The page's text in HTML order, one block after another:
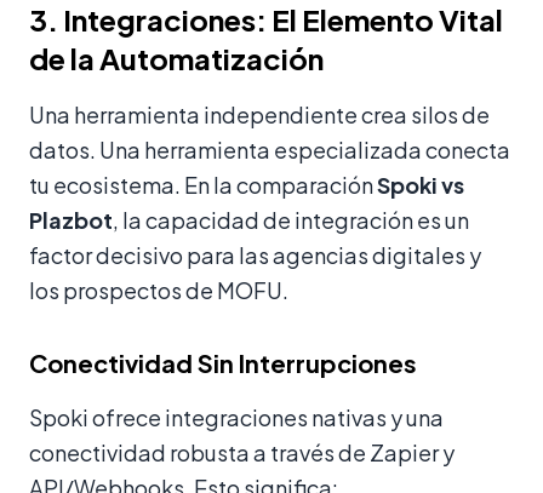
3. Integraciones: El Elemento Vital
de la Automatización
Una herramienta independiente crea silos de
datos. Una herramienta especializada conecta
tu ecosistema. En la comparaciónSpoki vs
Plazbot, la capacidad de integración es un
factor decisivo para las agencias digitales y
los prospectos de MOFU.
Conectividad Sin Interrupciones
Spoki ofrece integraciones nativas y una
conectividad robusta a través de Zapier y